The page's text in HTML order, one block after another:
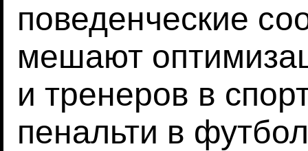
поведенческие
мешают
и тренеров в
пенальти в